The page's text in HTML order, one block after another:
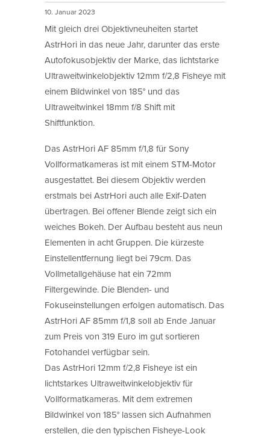
10. Januar 2023
Mit gleich drei Objektivneuheiten startet
AstrHori in das neue Jahr, darunter das erste
Autofokusobjektiv der Marke, das lichtstarke
Ultraweitwinkelobjektiv 12mm f/2,8 Fisheye mit
einem Bildwinkel von 185° und das
Ultraweitwinkel 18mm f/8 Shift mit
Shiftfunktion.
Das AstrHori AF 85mm f/1,8 für Sony
Vollformatkameras ist mit einem STM-Motor
ausgestattet. Bei diesem Objektiv werden
erstmals bei AstrHori auch alle Exif-Daten
übertragen. Bei offener Blende zeigt sich ein
weiches Bokeh. Der Aufbau besteht aus neun
Elementen in acht Gruppen. Die kürzeste
Einstellentfernung liegt bei 79cm. Das
Vollmetallgehäuse hat ein 72mm
Filtergewinde. Die Blenden- und
Fokuseinstellungen erfolgen automatisch. Das
AstrHori AF 85mm f/1,8 soll ab Ende Januar
zum Preis von 319 Euro im gut sortieren
Fotohandel verfügbar sein.
Das AstrHori 12mm f/2,8 Fisheye ist ein
lichtstarkes Ultraweitwinkelobjektiv für
Vollformatkameras. Mit dem extremen
Bildwinkel von 185° lassen sich Aufnahmen
erstellen, die den typischen Fisheye-Look